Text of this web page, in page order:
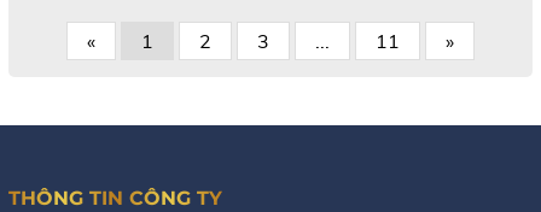
« 1 2 3 ... 11 »
THÔNG TIN CÔNG TY